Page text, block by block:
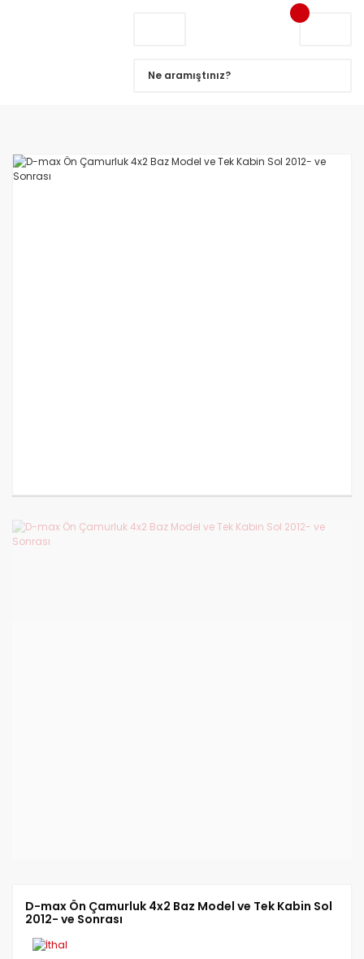
D-max Ön Çamurluk 4x2 Baz Model ve Tek Kabin Sol
2012- ve Sonrası